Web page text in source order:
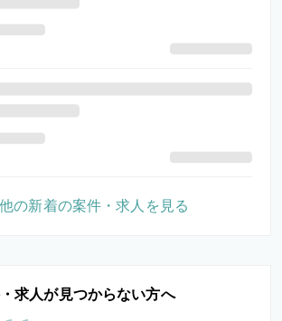
求人が見つからない方へ
の新着の案件・求人を見る